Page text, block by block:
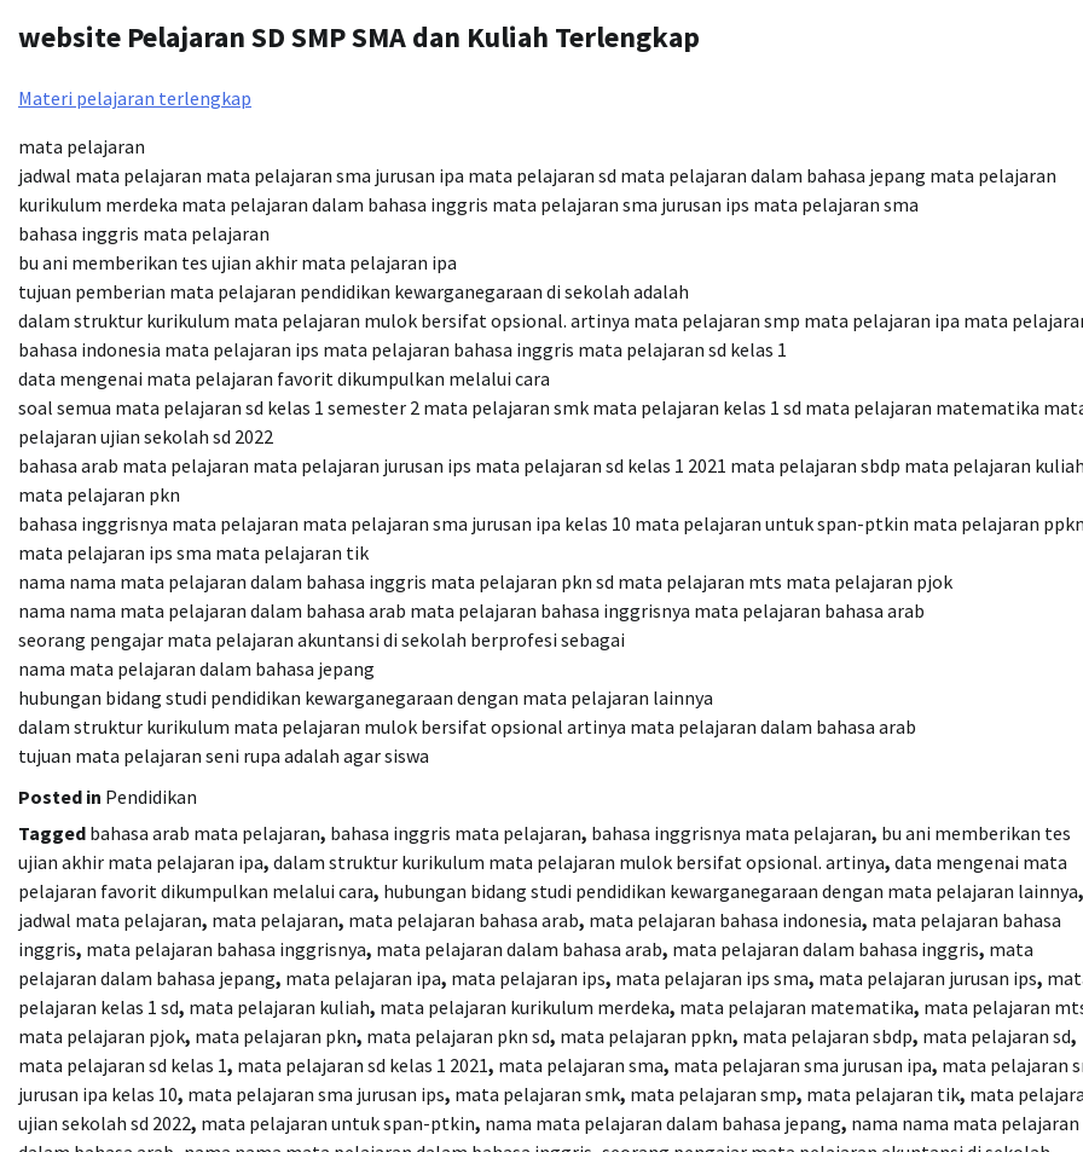
website Pelajaran SD SMP SMA dan Kuliah Terlengkap
Materi pelajaran terlengkap
mata pelajaran
jadwal mata pelajaran mata pelajaran sma jurusan ipa mata pelajaran sd mata pelajaran dalam bahasa jepang mata pelajaran
kurikulum merdeka mata pelajaran dalam bahasa inggris mata pelajaran sma jurusan ips mata pelajaran sma
bahasa inggris mata pelajaran
bu ani memberikan tes ujian akhir mata pelajaran ipa
tujuan pemberian mata pelajaran pendidikan kewarganegaraan di sekolah adalah
dalam struktur kurikulum mata pelajaran mulok bersifat opsional. artinya mata pelajaran smp mata pelajaran ipa mata
bahasa indonesia mata pelajaran ips mata pelajaran bahasa inggris mata pelajaran sd kelas 1
data mengenai mata pelajaran favorit dikumpulkan melalui cara
soal semua mata pelajaran sd kelas 1 semester 2 mata pelajaran smk mata pelajaran kelas 1 sd mata pelajaran matematika
pelajaran ujian sekolah sd 2022
bahasa arab mata pelajaran mata pelajaran jurusan ips mata pelajaran sd kelas 1 2021 mata pelajaran sbdp mata pelajaran
mata pelajaran pkn
bahasa inggrisnya mata pelajaran mata pelajaran sma jurusan ipa kelas 10 mata pelajaran untuk span-ptkin mata pelajaran
mata pelajaran ips sma mata pelajaran tik
nama nama mata pelajaran dalam bahasa inggris mata pelajaran pkn sd mata pelajaran mts mata pelajaran pjok
nama nama mata pelajaran dalam bahasa arab mata pelajaran bahasa inggrisnya mata pelajaran bahasa arab
seorang pengajar mata pelajaran akuntansi di sekolah berprofesi sebagai
nama mata pelajaran dalam bahasa jepang
hubungan bidang studi pendidikan kewarganegaraan dengan mata pelajaran lainnya
dalam struktur kurikulum mata pelajaran mulok bersifat opsional artinya mata pelajaran dalam bahasa arab
tujuan mata pelajaran seni rupa adalah agar siswa
Posted in Pendidikan
Tagged bahasa arab mata pelajaran, bahasa inggris mata pelajaran, bahasa inggrisnya mata pelajaran, bu ani memberikan tes
ujian akhir mata pelajaran ipa, dalam struktur kurikulum mata pelajaran mulok bersifat opsional. artinya, data mengenai mata
pelajaran favorit dikumpulkan melalui cara, hubungan bidang studi pendidikan kewarganegaraan dengan mata pelajaran lainnya,
jadwal mata pelajaran, mata pelajaran, mata pelajaran bahasa arab, mata pelajaran bahasa indonesia, mata pelajaran bahasa
inggris, mata pelajaran bahasa inggrisnya, mata pelajaran dalam bahasa arab, mata pelajaran dalam bahasa inggris, mata
pelajaran dalam bahasa jepang, mata pelajaran ipa, mata pelajaran ips, mata pelajaran ips sma, mata pelajaran jurusan ips,
pelajaran kelas 1 sd, mata pelajaran kuliah, mata pelajaran kurikulum merdeka, mata pelajaran matematika, mata pelajaran
mata pelajaran pjok, mata pelajaran pkn, mata pelajaran pkn sd, mata pelajaran ppkn, mata pelajaran sbdp, mata pelajaran sd,
mata pelajaran sd kelas 1, mata pelajaran sd kelas 1 2021, mata pelajaran sma, mata pelajaran sma jurusan ipa, mata pelajaran
jurusan ipa kelas 10, mata pelajaran sma jurusan ips, mata pelajaran smk, mata pelajaran smp, mata pelajaran tik, mata
ujian sekolah sd 2022, mata pelajaran untuk span-ptkin, nama mata pelajaran dalam bahasa jepang, nama nama mata pelajaran